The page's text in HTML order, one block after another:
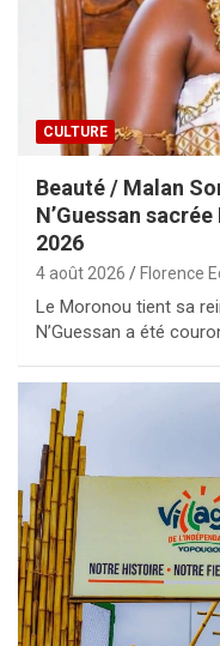
CULTURE
Beauté / Malan
N’Guessan
2026
4 août 2026 Florence
Le Moronou tient sa
N’Guessan a été